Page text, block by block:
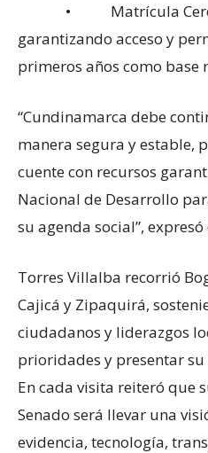
• Matrícula Cero
garantizando acceso y
primeros años como base
“Cundinamarca debe
manera segura y estable,
cuente con recursos
Nacional de Desarrollo
su agenda social”,
Torres Villalba recorrió
Cajicá y Zipaquirá,
ciudadanos y liderazgos
prioridades y presentar
En cada visita reiteró que
Senado será llevar una
evidencia, tecnología,